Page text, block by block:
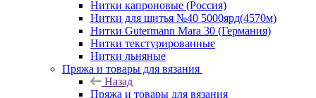
Нитки капроновые (Россия)
Нитки для шитья №40 5000ярд(4570м)
Нитки Gutermann Mara 30 (Германия)
Нитки текстурированные
Нитки льняные
Пряжа и товары для вязания
Назад
Пряжа и товары для вязания